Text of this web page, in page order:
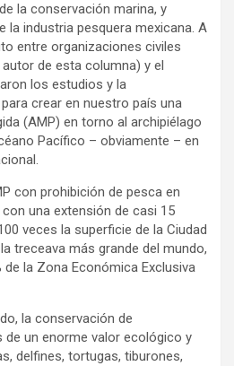
la conservación marina, y
la industria pesquera mexicana. A
entre organizaciones civiles
de esta columna) y el
los estudios y la
crear en nuestro país una
(AMP) en torno al archipiélago
Pacífico – obviamente – en
con prohibición de pesca en
una extensión de casi 15
veces la superficie de la Ciudad
treceava más grande del mundo,
de la Zona Económica Exclusiva
la conservación de
un enorme valor ecológico y
delfines, tortugas, tiburones,